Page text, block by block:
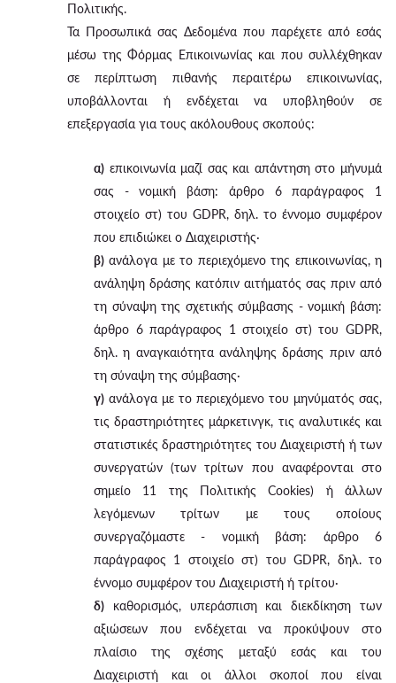
Πολιτικής.
Τα Προσωπικά σας Δεδομένα που παρέχετε από εσάς
μέσω της Φόρμας Επικοινωνίας και που συλλέχθηκαν
σε περίπτωση πιθανής περαιτέρω επικοινωνίας,
υποβάλλονται ή ενδέχεται να υποβληθούν σε
επεξεργασία για τους ακόλουθους σκοπούς:
α) επικοινωνία μαζί σας και απάντηση στο μήνυμά
σας - νομική βάση: άρθρο 6 παράγραφος 1
στοιχείο στ) του GDPR, δηλ. το έννομο συμφέρον
που επιδιώκει ο Διαχειριστής·
β) ανάλογα με το περιεχόμενο της επικοινωνίας, η
ανάληψη δράσης κατόπιν αιτήματός σας πριν από
τη σύναψη της σχετικής σύμβασης - νομική βάση:
άρθρο 6 παράγραφος 1 στοιχείο στ) του GDPR,
δηλ. η αναγκαιότητα ανάληψης δράσης πριν από
τη σύναψη της σύμβασης·
γ) ανάλογα με το περιεχόμενο του μηνύματός σας,
τις δραστηριότητες μάρκετινγκ, τις αναλυτικές και
στατιστικές δραστηριότητες του Διαχειριστή ή των
συνεργατών (των τρίτων που αναφέρονται στο
σημείο 11 της Πολιτικής Cookies) ή άλλων
λεγόμενων τρίτων με τους οποίους
συνεργαζόμαστε - νομική βάση: άρθρο 6
παράγραφος 1 στοιχείο στ) του GDPR, δηλ. το
έννομο συμφέρον του Διαχειριστή ή τρίτου·
δ) καθορισμός, υπεράσπιση και διεκδίκηση των
αξιώσεων που ενδέχεται να προκύψουν στο
πλαίσιο της σχέσης μεταξύ εσάς και του
Διαχειριστή και οι άλλοι σκοποί που είναι